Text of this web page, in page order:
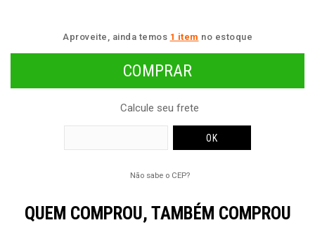
Aproveite, ainda temos 1 item no estoque
Calcule seu frete
Não sabe o CEP?
QUEM COMPROU, TAMBÉM COMPROU